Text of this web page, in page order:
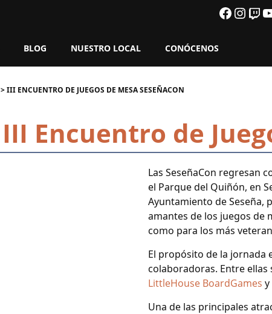
BLOG NUESTRO LOCAL CONÓCENOS
>III ENCUENTRO DE JUEGOS DE MESA SESEÑACON
III Encuentro de
Las SeseñaCon regresan
el Parque del Quiñón, en
Ayuntamiento de Seseña,
amantes de los juegos de
como para los más
El propósito de la jornada
colaboradoras. Entre ellas
LittleHouse BoardGames y
Una de las principales